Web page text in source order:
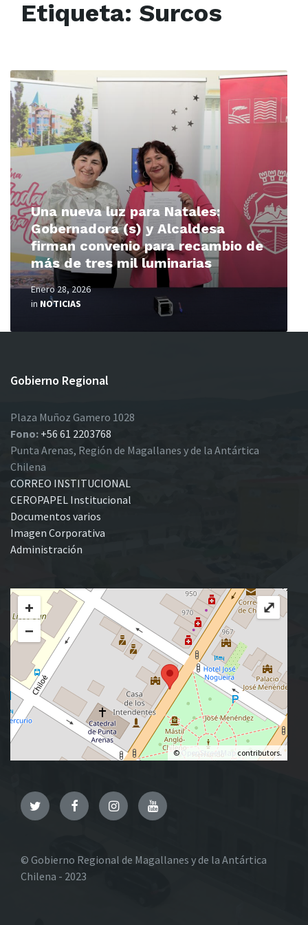
Etiqueta: Surcos
Una nueva luz para Natales:
Gobernadora (s) y Alcaldesa
firman convenio para recambio de
más de tres mil luminarias
Enero 28, 2026
in NOTICIAS
Read
More
Gobierno Regional
Plaza Muñoz Gamero 1028
Fono: +56 61 2203768
Punta Arenas, Región de Magallanes y de la Antártica
Chilena
CORREO INSTITUCIONAL
CEROPAPEL Institucional
Documentos varios
Imagen Corporativa
Administración
+
−
© OpenStreetMap contributors.
⤢
TwitterFacebookInstagramYouTube
© Gobierno Regional de Magallanes y de la Antártica
Chilena - 2023